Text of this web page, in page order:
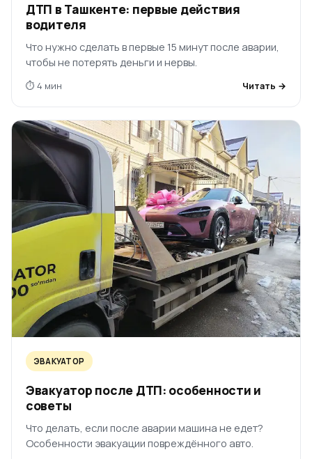
ДТП в Ташкенте: первые действия
водителя
Что нужно сделать в первые 15 минут после аварии,
чтобы не потерять деньги и нервы.
⏱ 4 мин Читать →
ЭВАКУАТОР
Эвакуатор после ДТП: особенности и
советы
Что делать, если после аварии машина не едет?
Особенности эвакуации повреждённого авто.